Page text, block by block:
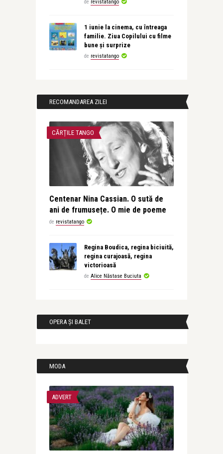
de revistatango
1 iunie la cinema, cu întreaga
familie. Ziua Copilului cu filme
bune și surprize
de revistatango
RECOMANDAREA ZILEI
CĂRȚILE TANGO
Centenar Nina Cassian. O sută de
ani de frumusețe. O mie de poeme
de revistatango
Regina Boudica, regina biciuită,
regina curajoasă, regina
victorioasă
de Alice Năstase Buciuta
OPERA ȘI BALET
MODA
ADVERT